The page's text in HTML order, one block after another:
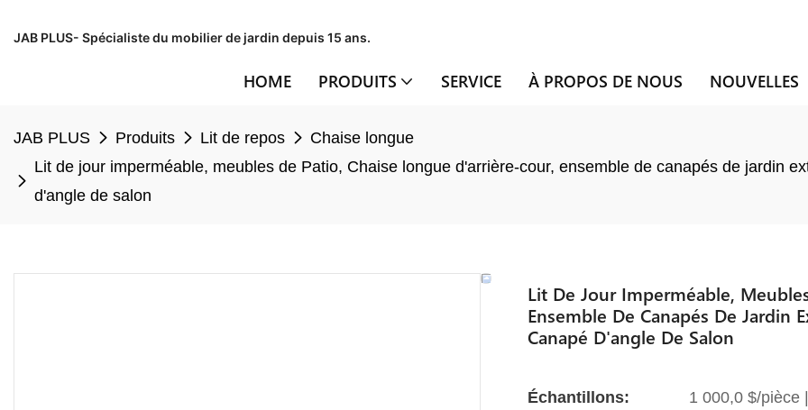
JAB PLUS- Spécialiste du mobilier de jardin depuis 15 ans.
HOME PRODUITS SERVICE À PROPOS DE NOUS NOUVELLES
JAB PLUS Produits Lit de repos
Chaise longue
Lit de jour imperméable, meubles de Patio, Chaise longue d'arrière-cour, ensemble de canapés de jardin
d'angle de salon
Lit De Jour Imperméable,
Ensemble De Canapés De Jardin
Canapé D'angle De Salon
Échantillons: 1 000,0 $/pièce